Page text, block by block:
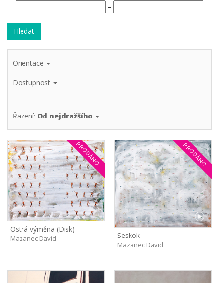
–
Orientace
Dostupnost
Řazení: Od nejdražšího
PRODÁNO
Ostrá výměna (Disk)
Mazanec David
PRODÁNO
Seskok
Mazanec David